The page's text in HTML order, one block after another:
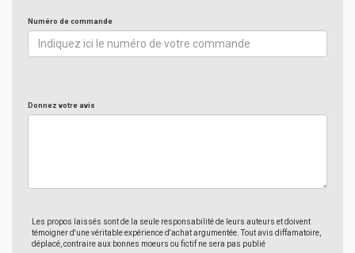
Numéro de commande
Donnez votre avis
Les propos laissés sont de la seule responsabilité de leurs auteurs et doivent
témoigner d'une véritable expérience d'achat argumentée. Tout avis diffamatoire,
déplacé, contraire aux bonnes moeurs ou fictif ne sera pas publié